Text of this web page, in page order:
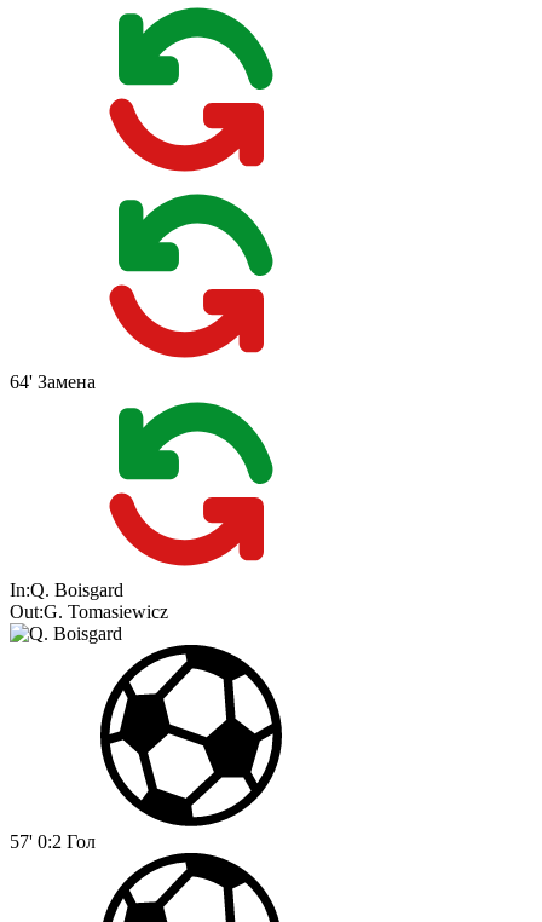
64' Замена
In:Q. Boisgard
Out:G. Tomasiewicz
57' 0:2 Гол